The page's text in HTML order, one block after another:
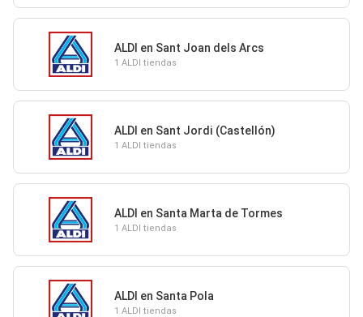
ALDI en Sant Joan dels Arcs
1 ALDI tiendas
ALDI en Sant Jordi (Castellón)
1 ALDI tiendas
ALDI en Santa Marta de Tormes
1 ALDI tiendas
ALDI en Santa Pola
1 ALDI tiendas